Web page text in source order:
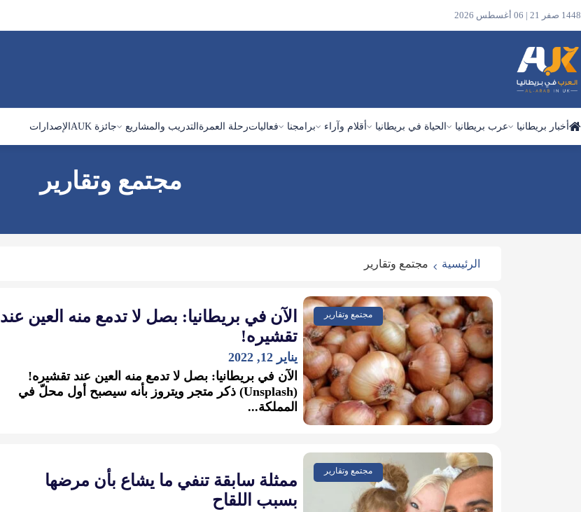
1448 صفر 21 | 06 أغسطس 2026
أخبار بريطانيا عرب بريطانيا الحياة في بريطانيا أقلام وآراء برامجنا فعالياترحلة العمرة التدريب والمشاريع جائزة AUK الإصدارات
مجتمع وتقارير
الرئيسية مجتمع وتقارير
مجتمع وتقارير
الآن في بريطانيا: بصل لا تدمع منه العين عند
تقشيره!
يناير 12, 2022
الآن في بريطانيا: بصل لا تدمع منه العين عند تقشيره!
(Unsplash) ذكر متجر ويتروز بأنه سيصبح أول محلّ في
المملكة...
مجتمع وتقارير
ممثلة سابقة تنفي ما يشاع بأن مرضها
بسبب اللقاح